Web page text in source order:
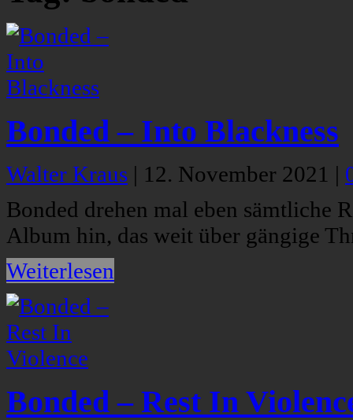
Bonded – Into Blackness
Walter Kraus | 12. November 2021 |
Bonded drehen mal eben sämtliche
Album hin, das weit über gängige
Weiterlesen
Bonded – Rest In